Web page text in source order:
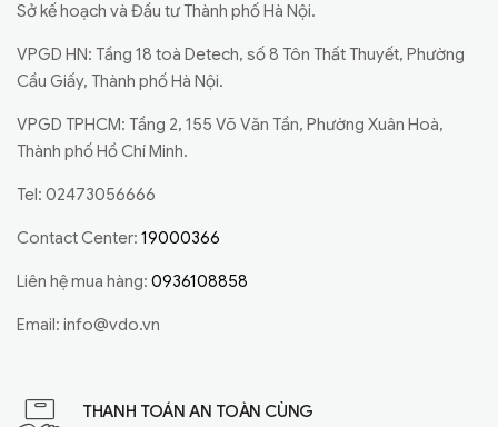
Sở kế hoạch và Đầu tư Thành phố Hà Nội.
VPGD HN: Tầng 18 toà Detech, số 8 Tôn Thất Thuyết, Phường
Cầu Giấy, Thành phố Hà Nội.
VPGD TPHCM: Tầng 2, 155 Võ Văn Tần, Phường Xuân Hoà,
Thành phố Hồ Chí Minh.
Tel: 02473056666
Contact Center: 19000366
Liên hệ mua hàng: 0936108858
Email: info@vdo.vn
THANH TOÁN AN TOÀN CÙNG